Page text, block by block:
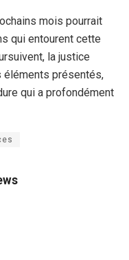
mois pourrait
qui entourent cette
la justice
éléments présentés,
qui a profondément